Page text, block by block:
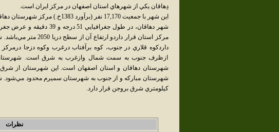
دِهاقان يکي از شهرهاي استان اصفهان در مرکز ايران است.
اين شهر با جمعيت 17,170 نفر (برآورد 1383خ.) مرکز شهرستان دهاقان است.
مرکز استان قرار داردو
داردکوه قلاري در جنوب، کوه برآفتاب درغرب وکوه دزجا
ازظرف جنوب به سمت شمال وازغرب به شرق است. شهرستان
شهرستان دهاقان و استان اصفهان است. اين شهرستان از
کيلومتري شرق بروجن قرار دارد.
نظرات